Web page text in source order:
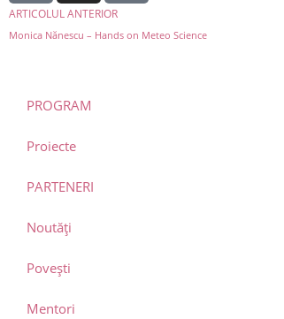
ARTICOLUL ANTERIOR
Monica Nănescu – Hands on Meteo Science
PROGRAM
Proiecte
PARTENERI
Noutăți
Povești
Mentori